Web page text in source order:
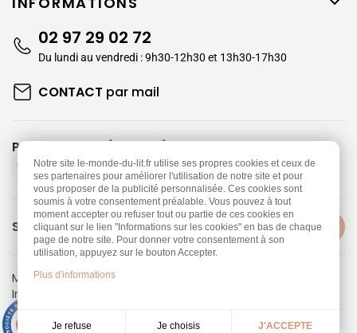
02 97 29 02 72
Du lundi au vendredi : 9h30-12h30 et 13h30-17h30
CONTACT par mail
PAIEMENTS SÉCURISÉS
SUIVEZ-NOUS
Mentions légales-
Information sur les Cookies
RéalisationDream me up
Notre site le-monde-du-lit.fr utilise ses propres cookies et ceux de
ses partenaires pour améliorer l'utilisation de notre site et pour
vous proposer de la publicité personnalisée. Ces cookies sont
soumis à votre consentement préalable. Vous pouvez à tout
moment accepter ou refuser tout ou partie de ces cookies en
cliquant sur le lien "Informations sur les cookies" en bas de chaque
page de notre site. Pour donner votre consentement à son
utilisation, appuyez sur le bouton Accepter.
Plus d'informations
Je refuse Je choisis J'ACCEPTE